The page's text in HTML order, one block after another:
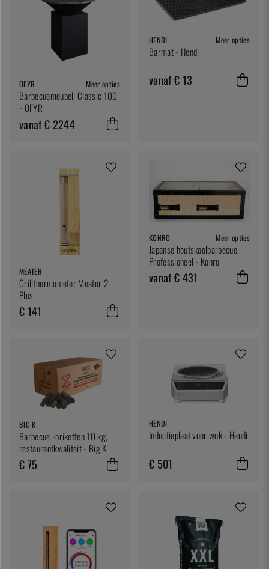
OFYR Meer opties
Barbecuemeubel, Classic 100
- OFYR
vanaf € 2244
HENDI Meer opties
Barmat - Hendi
vanaf € 13
MEATER
Grillthermometer Meater 2
Plus
€ 141
KONRO Meer opties
Japanse houtskoolbarbecue,
Professioneel - Konro
vanaf € 431
BIG K
Barbecue -briketten 10 kg,
restaurantkwaliteit - Big K
€ 75
HENDI
Inductieplaat voor wok - Hendi
€ 501